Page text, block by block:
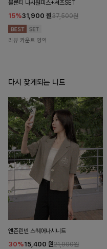
블룬티 나시원피스+셔츠SET
15%31,900 원37,500원
리뷰 카운트 영역
다시 찾게되는 니트
앤즌린넨 스퀘어나시니트
30%15,400 원21,900원